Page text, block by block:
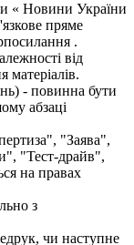
« Новини України
пряме
.
від
матеріалів.
- повинна бути
абзаці
"Заява",
"Тест-драйв",
на правах
з
чи наступне